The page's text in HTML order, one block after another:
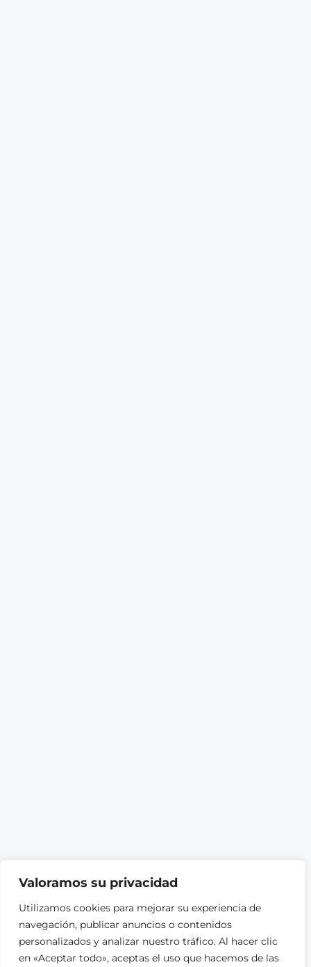
Valoramos su privacidad
Utilizamos cookies para mejorar su experiencia de
navegación, publicar anuncios o contenidos
personalizados y analizar nuestro tráfico. Al hacer clic
en «Aceptar todo», aceptas el uso que hacemos de las